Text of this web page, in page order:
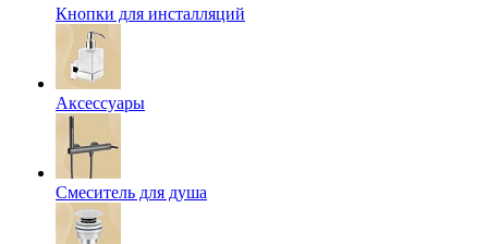
Кнопки для инсталляций
Аксессуары
Смеситель для душа